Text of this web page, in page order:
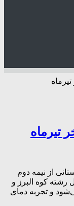
تیرماه
از نیمه دوم
رشته کوه البرز و
و تجربه دمای